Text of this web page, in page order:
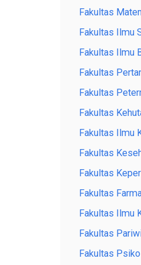
Fakultas
Fakultas Ilmu
Fakultas Ilmu
Fakultas
Fakultas
Fakultas
Fakultas Ilmu
Fakultas
Fakultas
Fakultas
Fakultas Ilmu
Fakultas
Fakultas